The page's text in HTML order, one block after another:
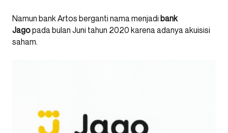
Namun bank Artos berganti nama menjadi bank
Jagopada bulan Juni tahun 2020 karena adanya akuisisi
saham.